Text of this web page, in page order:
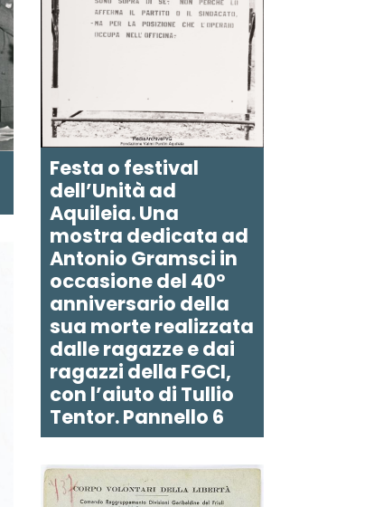
Festa o festival
dell’Unità ad
Aquileia. Una
mostra dedicata ad
Antonio Gramsci in
occasione del 40°
anniversario della
sua morte realizzata
dalle ragazze e dai
ragazzi della FGCI,
con l’aiuto di Tullio
Tentor. Pannello 6